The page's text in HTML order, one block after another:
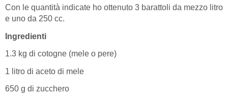
Con le quantità indicate ho ottenuto 3 barattoli da mezzo litro
e uno da 250 cc.
Ingredienti
1.3 kg di cotogne (mele o pere)
1 litro di aceto di mele
650 g di zucchero